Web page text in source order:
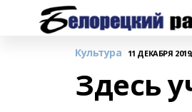
Культура 11 ДЕКАБРЯ
Здесь